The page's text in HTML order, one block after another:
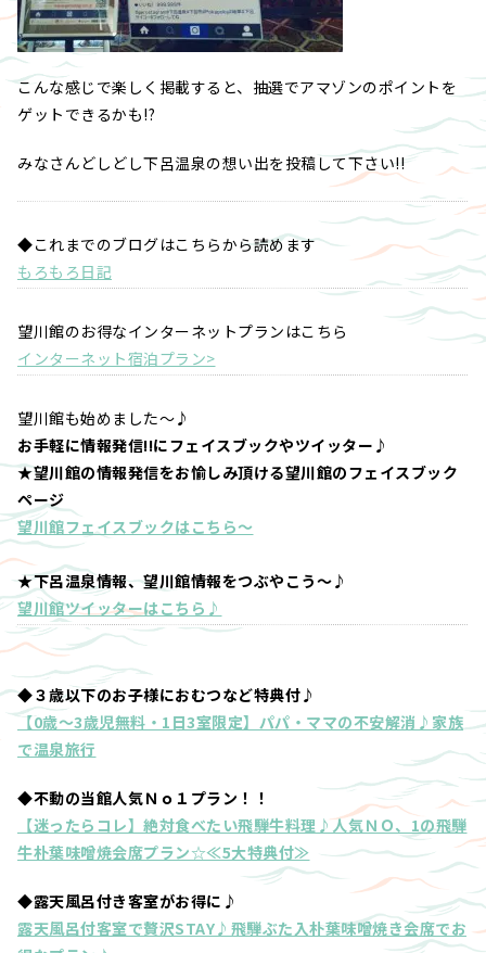
こんな感じで楽しく掲載すると、抽選でアマゾンのポイントを
ゲットできるかも!?
みなさんどしどし下呂温泉の想い出を投稿して下さい!!
◆これまでのブログはこちらから読めます
もろもろ日記
望川館のお得なインターネットプランはこちら
インターネット宿泊プラン>
望川館も始めました～♪
お手軽に情報発信!!にフェイスブックやツイッター♪
★望川館の情報発信をお愉しみ頂ける望川館のフェイスブック
ページ
望川館フェイスブックはこちら～
★下呂温泉情報、望川館情報をつぶやこう～♪
望川館ツイッターはこちら♪
◆３歳以下のお子様におむつなど特典付♪
【0歳～3歳児無料・1日3室限定】パパ・ママの不安解消♪家族
で温泉旅行
◆不動の当館人気Ｎｏ１プラン！！
【迷ったらコレ】絶対食べたい飛騨牛料理♪人気ＮＯ、1の飛騨
牛朴葉味噌焼会席プラン☆≪5大特典付≫
◆露天風呂付き客室がお得に♪
露天風呂付客室で贅沢STAY♪飛騨ぶた入朴葉味噌焼き会席でお